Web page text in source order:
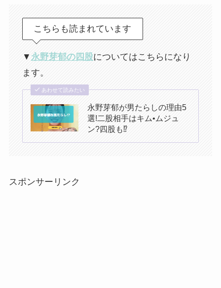
こちらも読まれています
▼ 永野芽郁の四股についてはこちらになり
ます。
あわせて読みたい
永野芽郁が男たらしの理由5
選!二股相手はキム•ムジュ
ン?四股も⁉︎
スポンサーリンク